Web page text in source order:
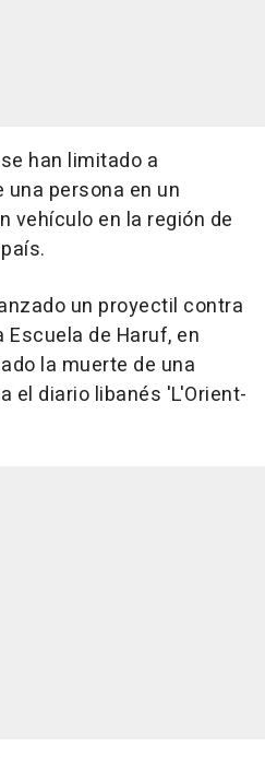
han limitado a
persona en un
vehículo en la región de
un proyectil contra
de Haruf, en
la muerte de una
el diario libanés 'L'Orient-